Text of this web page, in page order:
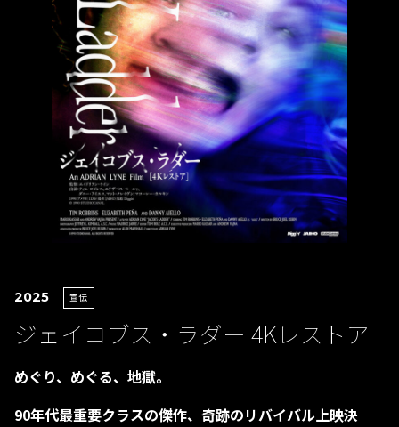
2025 宣伝
ジェイコブス・ラダー 4Kレストア
めぐり、めぐる、地獄。
90年代最重要クラスの傑作、奇跡のリバイバル上映決